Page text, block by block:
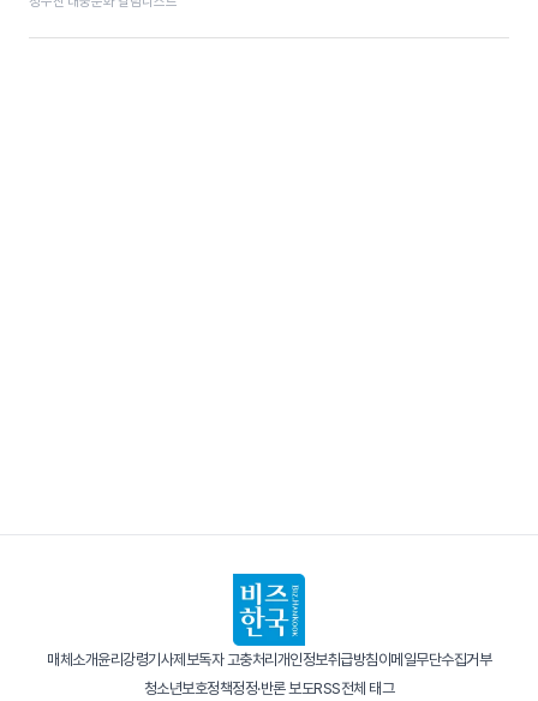
매체소개윤리강령기사제보독자 고충처리 개인정보취급방침이메일무단수집거부
청소년보호정책정정·반론 보도RSS전체 태그